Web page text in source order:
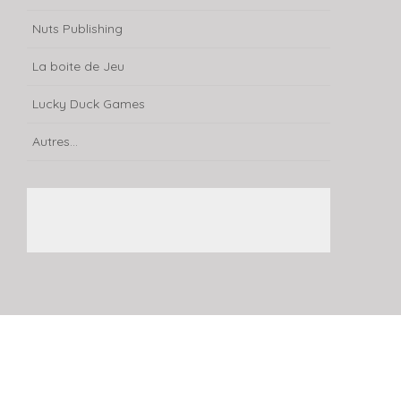
Nuts Publishing
La boite de Jeu
Lucky Duck Games
Autres...